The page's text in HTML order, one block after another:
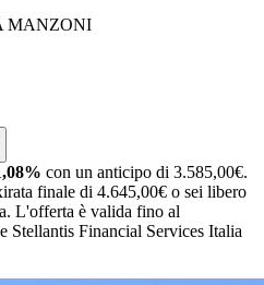
MANZONI
con un anticipo di 3.585,00€.
finale di 4.645,00€ o sei libero
L'offerta è valida fino al
Stellantis Financial Services Italia